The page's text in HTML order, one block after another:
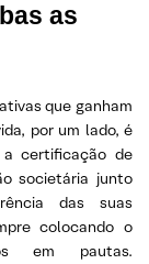
as
que ganham
por um lado, é
a certificação de
societária junto
das suas
colocando o
em pautas.